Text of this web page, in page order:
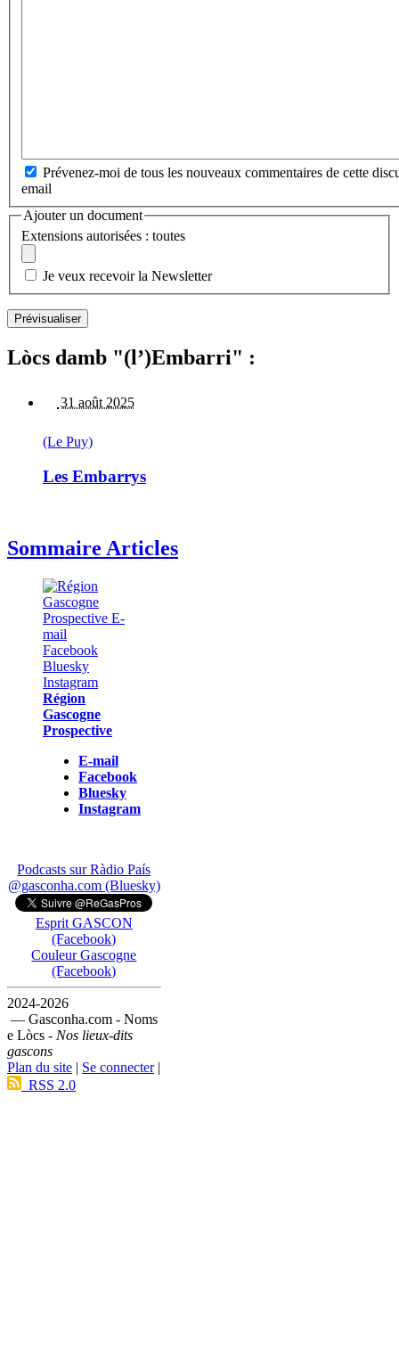
Prévenez-moi de tous les nouveaux commentaires de cette
email
Ajouter un document
Extensions autorisées : toutes
Je veux recevoir la Newsletter
Lòcs damb "(l’)Embarri" :
31 août 2025
(Le Puy)
Les Embarrys
Sommaire Articles
Région
Gascogne
Prospective
E-mail
Facebook
Bluesky
Instagram
Podcasts sur Ràdio País
@gasconha.com (Bluesky)
Esprit GASCON
(Facebook)
Couleur Gascogne
(Facebook)
2024-2026
— Gasconha.com - Noms
e Lòcs - Nos lieux-dits
gascons
Plan du site | Se connecter|
RSS 2.0